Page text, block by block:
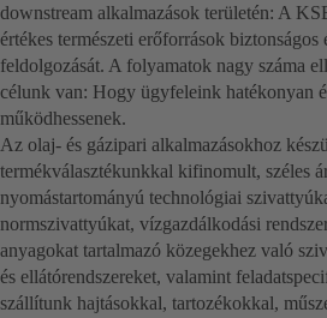
downstream alkalmazások területén: A
értékes természeti erőforrások biztonságos
feldolgozását. A folyamatok nagy száma
célunk van: Hogy ügyfeleink hatékonyan
működhessenek.
Az olaj- és gázipari alkalmazásokhoz
termékválasztékunkkal kifinomult, széles
nyomástartományú technológiai
normszivattyúkat, vízgazdálkodási
anyagokat tartalmazó közegekhez való
és ellátórendszereket, valamint
szállítunk hajtásokkal, tartozékokkal,